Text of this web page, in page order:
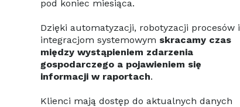
pod koniec miesiąca.
Dzięki automatyzacji, robotyzacji procesów i
integracjom systemowym skracamy czas
między wystąpieniem zdarzenia
gospodarczego a pojawieniem się
informacji w raportach.
Klienci mają dostęp do aktualnych danych